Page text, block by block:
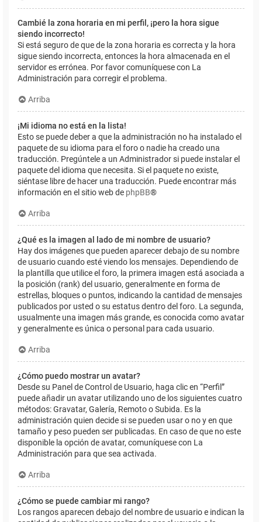
Cambié la zona horaria en mi perfil, ¡pero la hora sigue
siendo incorrecto!
Si está seguro de que de la zona horaria es correcta y la hora
sigue siendo incorrecta, entonces la hora almacenada en el
servidor es errónea. Por favor comuníquese con La
Administración para corregir el problema.
Arriba
¡Mi idioma no está en la lista!
Esto se puede deber a que la administración no ha instalado el
paquete de su idioma para el foro o nadie ha creado una
traducción. Pregúntele a un Administrador si puede instalar el
paquete del idioma que necesita. Si el paquete no existe,
siéntase libre de hacer una traducción. Puede encontrar más
información en el sitio web de phpBB®
Arriba
¿Qué es la imagen al lado de mi nombre de usuario?
Hay dos imágenes que pueden aparecer debajo de su nombre
de usuario cuando esté viendo los mensajes. Dependiendo de
la plantilla que utilice el foro, la primera imagen está asociada a
la posición (rank) del usuario, generalmente en forma de
estrellas, bloques o puntos, indicando la cantidad de mensajes
publicados por usted o su estatus dentro del foro. La segunda,
usualmente una imagen más grande, es conocida como avatar
y generalmente es única o personal para cada usuario.
Arriba
¿Cómo puedo mostrar un avatar?
Desde su Panel de Control de Usuario, haga clic en “Perfil”
puede añadir un avatar utilizando uno de los siguientes cuatro
métodos: Gravatar, Galería, Remoto o Subida. Es la
administración quien decide si se pueden usar o no y en que
tamaño y peso pueden ser publicadas. En caso de que no este
disponible la opción de avatar, comuníquese con La
Administración para que sea activada.
Arriba
¿Cómo se puede cambiar mi rango?
Los rangos aparecen debajo del nombre de usuario e indican la